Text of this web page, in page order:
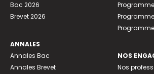
Bac 2026
Brevet 2026
ANNALES
Annales Bac
Annales Brevet
NOS
Nos